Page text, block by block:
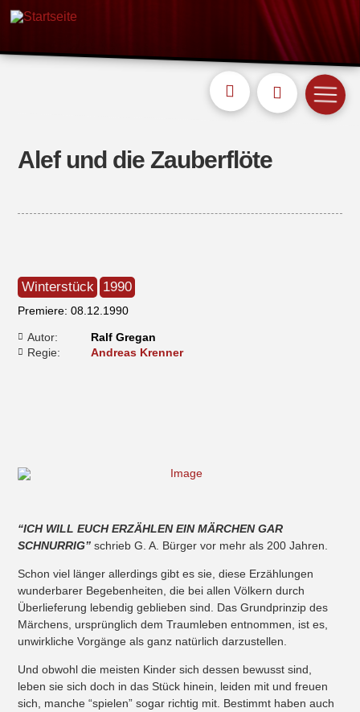
Alef und die Zauberflöte
Winterstück 1990
Premiere: 08.12.1990
Autor:
Ralf Gregan
Regie:
Andreas Krenner
“ICH WILL EUCH ERZÄHLEN EIN MÄRCHEN GAR
SCHNURRIG” schrieb G. A. Bürger vor mehr als 200 Jahren.
Schon viel länger allerdings gibt es sie, diese Erzählungen
wunderbarer Begebenheiten, die bei allen Völkern durch
Überlieferung lebendig geblieben sind. Das Grundprinzip des
Märchens, ursprünglich dem Traumleben entnommen, ist es,
unwirkliche Vorgänge als ganz natürlich darzustellen.
Und obwohl die meisten Kinder sich dessen bewusst sind,
leben sie sich doch in das Stück hinein, leiden mit und freuen
sich, manche “spielen” sogar richtig mit. Bestimmt haben auch